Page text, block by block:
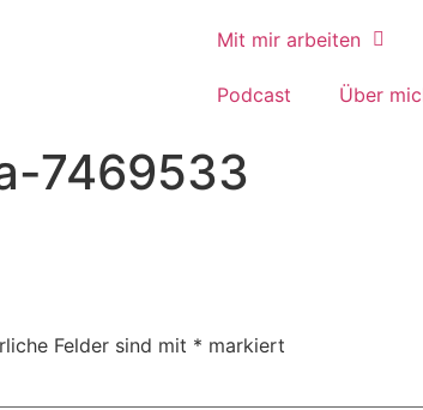
Mit mir arbeiten
Podcast Über
7469533
Felder sind mit * markiert